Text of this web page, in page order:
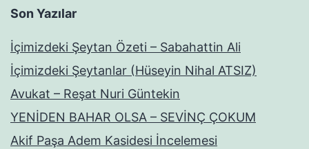
Son Yazılar
İçimizdeki Şeytan Özeti – Sabahattin Ali
İçimizdeki Şeytanlar (Hüseyin Nihal ATSIZ)
Avukat – Reşat Nuri Güntekin
YENİDEN BAHAR OLSA – SEVİNÇ ÇOKUM
Akif Paşa Adem Kasidesi İncelemesi